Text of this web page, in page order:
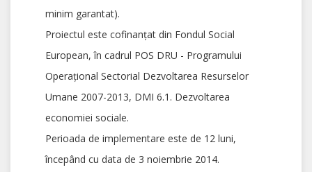
minim garantat).
Proiectul este cofinanţat din Fondul Social
European, în cadrul POS DRU - Programului
Operaţional Sectorial Dezvoltarea Resurselor
Umane 2007-2013, DMI 6.1. Dezvoltarea
economiei sociale.
Perioada de implementare este de 12 luni,
începând cu data de 3 noiembrie 2014.